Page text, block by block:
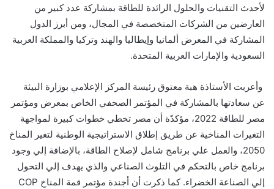
لأحدث التقنيات والحلول الرائدة للطاقة بمشاركة عدد كبير من
العارضين من الشركات المتخصصة في المجال، ومن أبرز الدول
المشاركة في المعرض ألمانيا وإيطاليا والهند وتركيا والمملكة العربية
السعودية والإمارات العربية المتحدة.
وأعربت الأستاذة هبة معتوق رئيسة المركز الإعلامي بوزارة البيئة
عن سعادتها بالمشاركة في المؤتمر الصحفي الخاص بمعرض ومؤتمر
مصر للطاقة 2022، مؤكدًة أن مصر تخطي خطوات كبيرة لمواجهة
التغيرات المناخية عن طريق إطلاق الاستراتيجية الوطنية لتغير المناخ
2050، والعمل علي برنامج شامل لإصلاح الطاقة، بالإضافة إلي وجود
برنامج خاص بالتحكم في التلوث الصناعي والذي يهدف إلي التحول
إلي الصناعة الخضراء. كما ذكرت أن أجندة مؤتمر قمة المناخ COP